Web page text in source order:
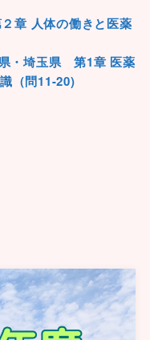
章 人体の働きと医薬
・埼玉県 第1章 医薬
（問11-20)